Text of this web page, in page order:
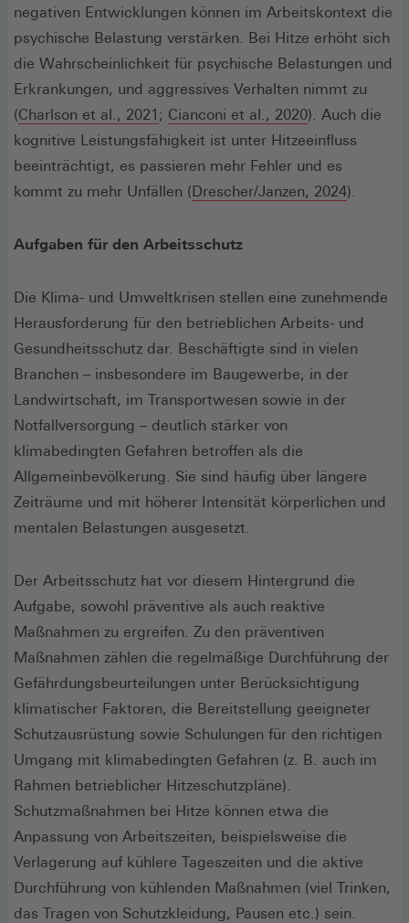
neuen
Fenster)
negativen Entwicklungen können im Arbeitskontext die
psychische Belastung verstärken. Bei Hitze erhöht sich
die Wahrscheinlichkeit für psychische Belastungen und
Erkrankungen, und aggressives Verhalten nimmt zu
(Charlson et al., 2021 (Öffnet
in
einem
neuen
; Cianconi et al., 2020(Öffnet
in
einem
neuen
). Auch die
kognitive Leistungsfähigkeit ist unter Hitzeeinfluss
beeinträchtigt, es passieren mehr Fehler und es
kommt zu mehr Unfällen (Drescher/Janzen, 2024(Öffnet
Fenster)
).
Aufgaben für den Arbeitsschutz
Die Klima- und Umweltkrisen stellen eine zunehmende
Herausforderung für den betrieblichen Arbeits- und
Gesundheitsschutz dar. Beschäftigte sind in vielen
Branchen – insbesondere im Baugewerbe, in der
Landwirtschaft, im Transportwesen sowie in der
Notfallversorgung – deutlich stärker von
klimabedingten Gefahren betroffen als die
Allgemeinbevölkerung. Sie sind häufig über längere
Zeiträume und mit höherer Intensität körperlichen und
mentalen Belastungen ausgesetzt.
Der Arbeitsschutz hat vor diesem Hintergrund die
Aufgabe, sowohl präventive als auch reaktive
Maßnahmen zu ergreifen. Zu den präventiven
Maßnahmen zählen die regelmäßige Durchführung der
Gefährdungsbeurteilungen unter Berücksichtigung
klimatischer Faktoren, die Bereitstellung geeigneter
Schutzausrüstung sowie Schulungen für den richtigen
Umgang mit klimabedingten Gefahren (z. B. auch im
Rahmen betrieblicher Hitzeschutzpläne).
Schutzmaßnahmen bei Hitze können etwa die
Anpassung von Arbeitszeiten, beispielsweise die
Verlagerung auf kühlere Tageszeiten und die aktive
Durchführung von kühlenden Maßnahmen (viel Trinken,
das Tragen von Schutzkleidung, Pausen etc.) sein.